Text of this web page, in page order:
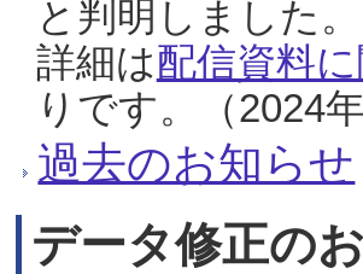
と判明しました
詳細は配信資料
りです。（2024
過去のお知らせ
データ修正の